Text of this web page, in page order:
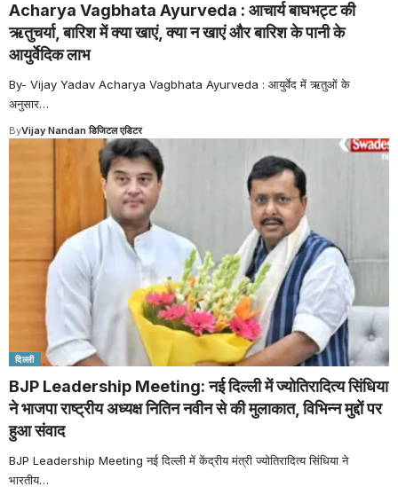
Acharya Vagbhata Ayurveda : आचार्य बाघभट्ट की
ऋतुचर्या, बारिश में क्या खाएं, क्या न खाएं और बारिश के पानी के
आयुर्वेदिक लाभ
By- Vijay Yadav Acharya Vagbhata Ayurveda : आयुर्वेद में ऋतुओं के
अनुसार…
ByVijay Nandan डिजिटल एडिटर
दिल्ली
BJP Leadership Meeting: नई दिल्ली में ज्योतिरादित्य सिंधिया
ने भाजपा राष्ट्रीय अध्यक्ष नितिन नवीन से की मुलाकात, विभिन्न मुद्दों पर
हुआ संवाद
BJP Leadership Meeting नई दिल्ली में केंद्रीय मंत्री ज्योतिरादित्य सिंधिया ने
भारतीय…